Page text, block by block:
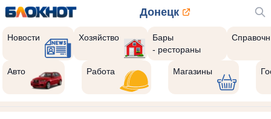
Донецк
Новости Хозяйство
Бары
- рестораны
Авто Работа Магазины